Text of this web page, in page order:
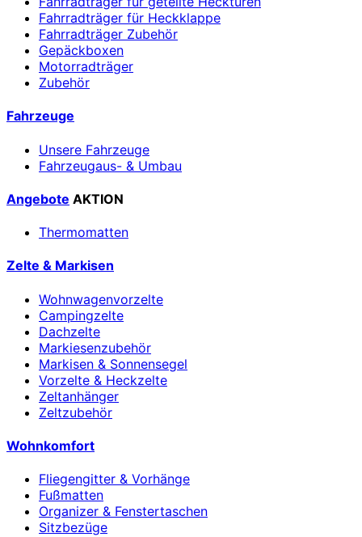
Fahrradträger für Heckklappe
Fahrradträger Zubehör
Gepäckboxen
Motorradträger
Zubehör
Fahrzeuge
Unsere Fahrzeuge
Fahrzeugaus- & Umbau
Angebote AKTION
Thermomatten
Zelte & Markisen
Wohnwagenvorzelte
Campingzelte
Dachzelte
Markiesenzubehör
Markisen & Sonnensegel
Vorzelte & Heckzelte
Zeltanhänger
Zeltzubehör
Wohnkomfort
Fliegengitter & Vorhänge
Fußmatten
Organizer & Fenstertaschen
Sitzbezüge